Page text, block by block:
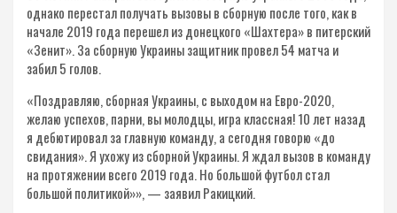
однако перестал получать вызовы в сборную после того, как в
начале 2019 года перешел из донецкого «Шахтера» в питерский
«Зенит». За сборную Украины защитник провел 54 матча и
забил 5 голов.
«Поздравляю, сборная Украины, с выходом на Евро-2020,
желаю успехов, парни, вы молодцы, игра классная! 10 лет назад
я дебютировал за главную команду, а сегодня говорю «до
свидания». Я ухожу из сборной Украины. Я ждал вызов в команду
на протяжении всего 2019 года. Но большой футбол стал
большой политикой»», — заявил Ракицкий.